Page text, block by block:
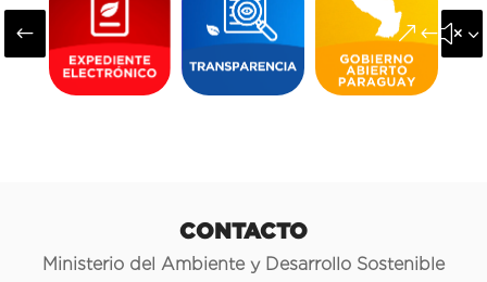
#
CONTACTO
Ministerio del Ambiente y Desarrollo Sostenible